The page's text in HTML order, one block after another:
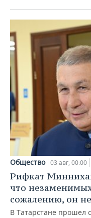
Общество 03 авг, 00:00
Рифкат
что
сожалению, он
В Татарстане прошел